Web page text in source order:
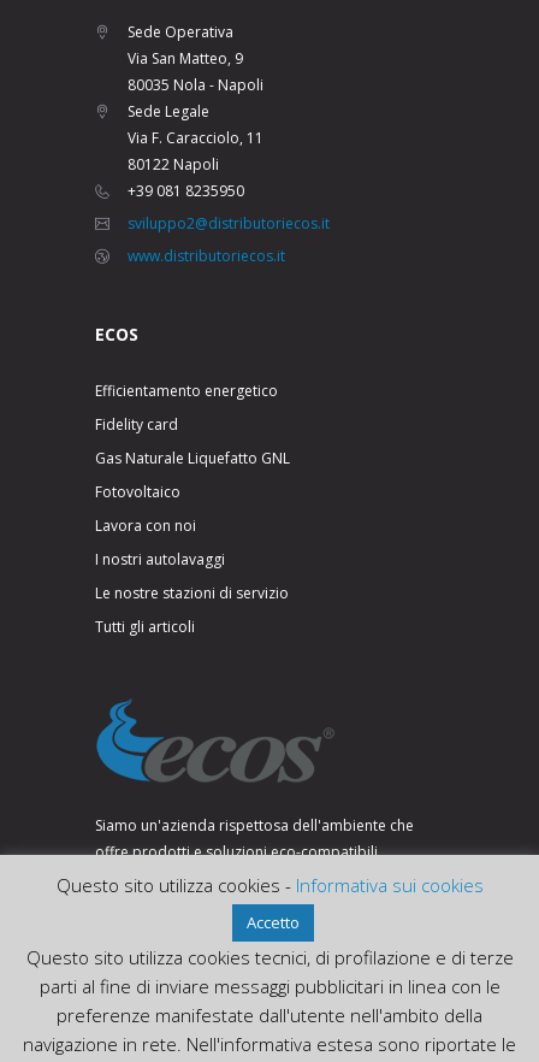
Sede Operativa
Via San Matteo, 9
80035 Nola - Napoli
Sede Legale
Via F. Caracciolo, 11
80122 Napoli
+39 081 8235950
sviluppo2@distributoriecos.it
www.distributoriecos.it
ECOS
Efficientamento energetico
Fidelity card
Gas Naturale Liquefatto GNL
Fotovoltaico
Lavora con noi
I nostri autolavaggi
Le nostre stazioni di servizio
Tutti gli articoli
Siamo un'azienda rispettosa dell'ambiente che
offre prodotti e soluzioni eco-compatibili.
Questo sito utilizza cookies - Informativa sui cookies
Accetto
Questo sito utilizza cookies tecnici, di profilazione e di terze
parti al fine di inviare messaggi pubblicitari in linea con le
preferenze manifestate dall'utente nell'ambito della
navigazione in rete. Nell'informativa estesa sono riportate le